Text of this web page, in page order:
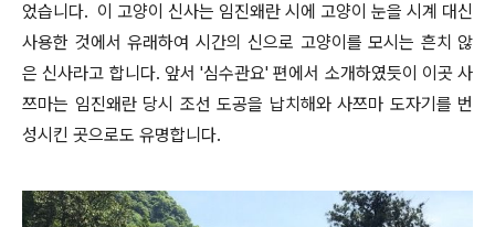
었습니다. 이 고양이 신사는 임진왜란 시에 고양이 눈을 시계 대신
사용한 것에서 유래하여 시간의 신으로 고양이를 모시는 흔치 않
은 신사라고 합니다. 앞서 '심수관요' 편에서 소개하였듯이 이곳 사
쯔마는 임진왜란 당시 조선 도공을 납치해와 사쯔마 도자기를 번
성시킨 곳으로도 유명합니다.